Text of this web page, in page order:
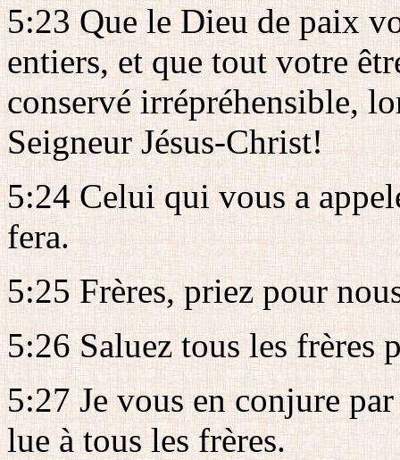
5:23 Que le Dieu de paix
entiers, et que tout votre
conservé irrépréhensible,
Seigneur Jésus-Christ!
5:24 Celui qui vous a
fera.
5:25 Frères, priez pour
5:26 Saluez tous les frères
5:27 Je vous en conjure
lue à tous les frères.